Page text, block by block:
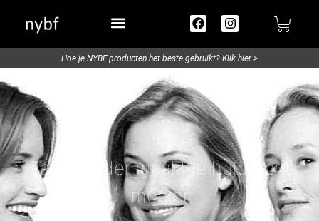
Hoe je NYBF producten het beste gebruikt? Klik hier >
Parelpoeder maakt je huid echt
mooier